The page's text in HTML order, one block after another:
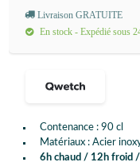
Contenance : 90 cl
Matériaux : Acier
6h chaud / 12h froid
Livraison GRATUITE
En stock - Expédié sous